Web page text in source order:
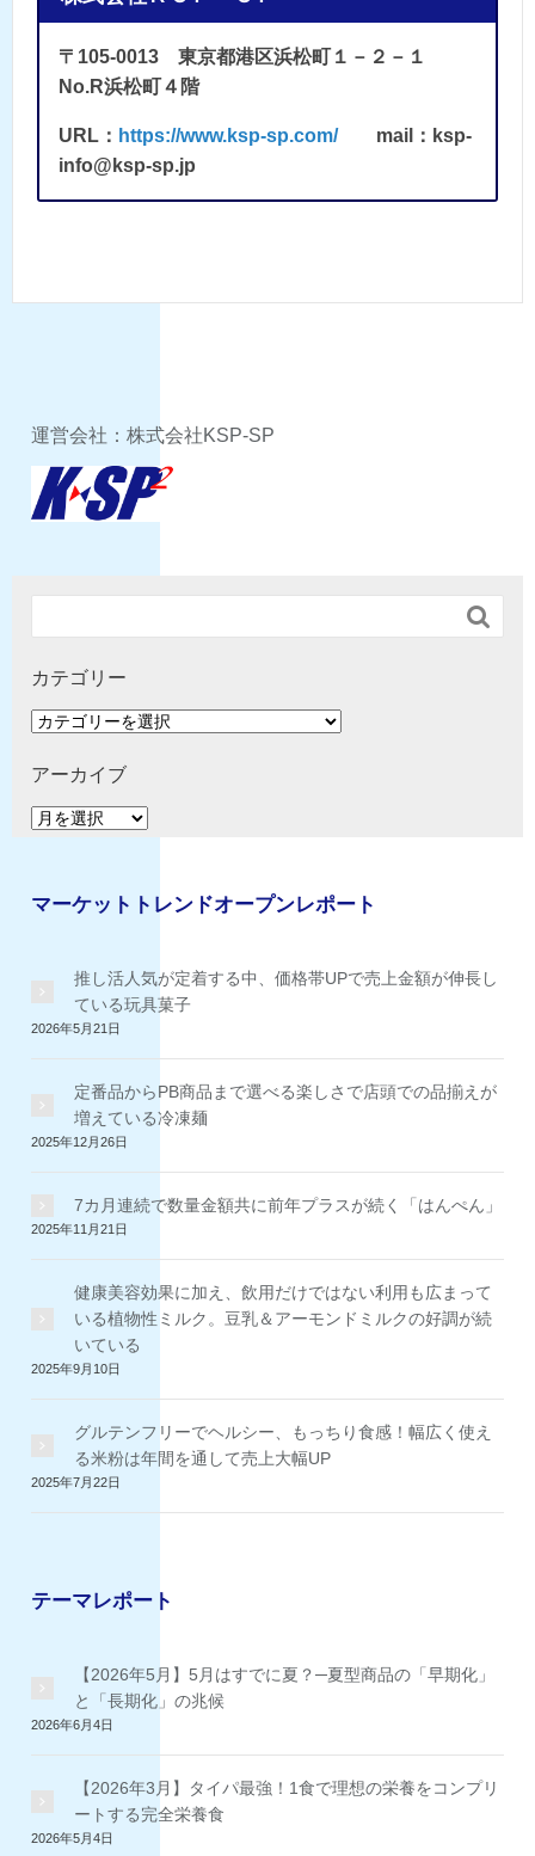
〒105-0013 東京都港区浜松町１－２－１
No.R浜松町４階
URL： https://www.ksp-sp.com/mail：ksp-
info@ksp-sp.jp
運営会社：株式会社KSP-SP

カテゴリー
カ
ゴ
ー
アーカイブ
ア
イ
マーケットトレンドオープンレポート
推し活人気が定着する中、価格帯UPで売上金額が伸長し
ている玩具菓子
2026年5月21日
定番品からPB商品まで選べる楽しさで店頭での品揃えが
増えている冷凍麺
2025年12月26日
7カ月連続で数量金額共に前年プラスが続く「はんぺん」
2025年11月21日
健康美容効果に加え、飲用だけではない利用も広まって
いる植物性ミルク。豆乳＆アーモンドミルクの好調が続
いている
2025年9月10日
グルテンフリーでヘルシー、もっちり食感！幅広く使え
る米粉は年間を通して売上大幅UP
2025年7月22日
テーマレポート
【2026年5月】5月はすでに夏？─夏型商品の「早期化」
と「長期化」の兆候
2026年6月4日
【2026年3月】タイパ最強！1食で理想の栄養をコンプリ
ートする完全栄養食
2026年5月4日